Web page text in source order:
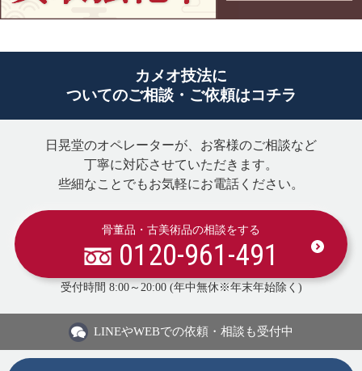
カメオ技法に
ついてのご相談・ご依頼はコチラ
日晃堂のオペレーターが、お客様のご相談など
丁寧に対応させていただきます。
些細なことでもお気軽にお電話ください。
骨董品・古美術品の相談をする
0120-961-491
受付時間 8:00～20:00 (年中無休※年末年始除く)
LINEやWEBでの依頼・相談も受付中